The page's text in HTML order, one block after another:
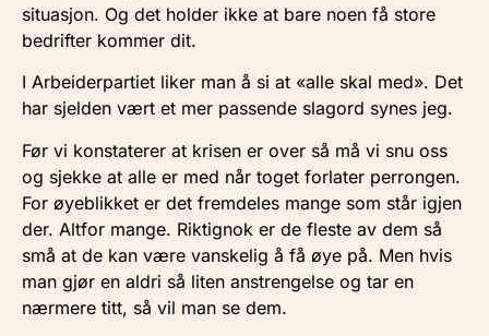
situasjon. Og det holder ikke at bare noen få store
bedrifter kommer dit.
I Arbeiderpartiet liker man å si at «alle skal med». Det
har sjelden vært et mer passende slagord synes jeg.
Før vi konstaterer at krisen er over så må vi snu oss
og sjekke at alle er med når toget forlater perrongen.
For øyeblikket er det fremdeles mange som står igjen
der. Altfor mange. Riktignok er de fleste av dem så
små at de kan være vanskelig å få øye på. Men hvis
man gjør en aldri så liten anstrengelse og tar en
nærmere titt, så vil man se dem.